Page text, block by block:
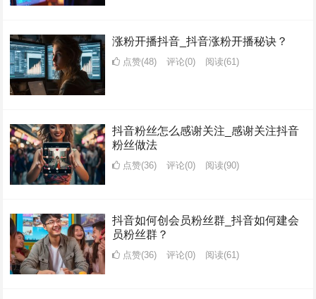
涨粉开播抖音_抖音涨粉开播秘诀？
点赞(48) 评论(0) 阅读(61)
抖音粉丝怎么感谢关注_感谢关注抖音
粉丝做法
点赞(36) 评论(0) 阅读(90)
抖音如何创会员粉丝群_抖音如何建会
员粉丝群？
点赞(36) 评论(0) 阅读(61)